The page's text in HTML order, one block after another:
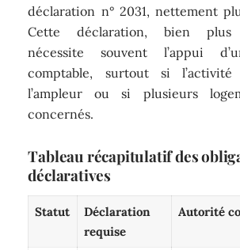
déclaration n° 2031, nettement
Cette déclaration, bien plus
nécessite souvent l’appui
comptable, surtout si
l’ampleur ou si plusieurs
concernés.
Tableau récapitulatif des
déclaratives
Statut
Déclaration
requise
Autorité